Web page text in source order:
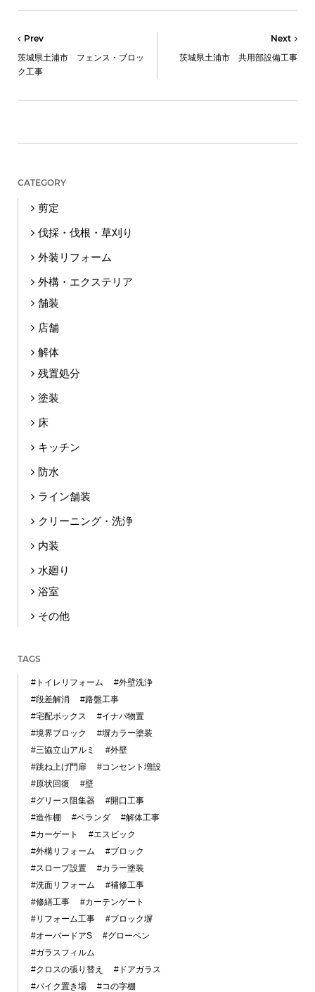
Prev
茨城県土浦市 フェンス・ブロッ
ク工事
Next
茨城県土浦市 共用部設備工事
CATEGORY
剪定
伐採・伐根・草刈り
外装リフォーム
外構・エクステリア
舗装
店舗
解体
残置処分
塗装
床
キッチン
防水
ライン舗装
クリーニング・洗浄
内装
水廻り
浴室
その他
TAGS
#トイレリフォーム
#外壁洗浄
#段差解消
#路盤工事
#宅配ボックス
#イナバ物置
#境界ブロック
#塀カラー塗装
#三協立山アルミ
#外壁
#跳ね上げ門扉
#コンセント増設
#原状回復
#壁
#グリース阻集器
#開口工事
#造作棚
#ベランダ
#解体工事
#カーゲート
#エスビック
#外構リフォーム
#ブロック
#スロープ設置
#カラー塗装
#洗面リフォーム
#補修工事
#修繕工事
#カーテンゲート
#リフォーム工事
#ブロック塀
#オーバードアS
#グローベン
#ガラスフィルム
#クロスの張り替え
#ドアガラス
#バイク置き場
#コの字棚